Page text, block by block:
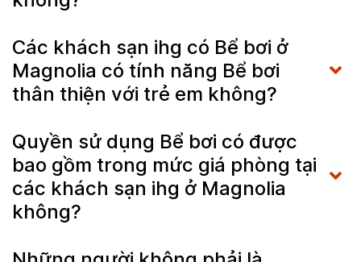
Các khách sạn ihg có Bể bơi ở
Magnolia có tính năng Bể bơi
thân thiện với trẻ em không?
Quyền sử dụng Bể bơi có được
bao gồm trong mức giá phòng tại
các khách sạn ihg ở Magnolia
không?